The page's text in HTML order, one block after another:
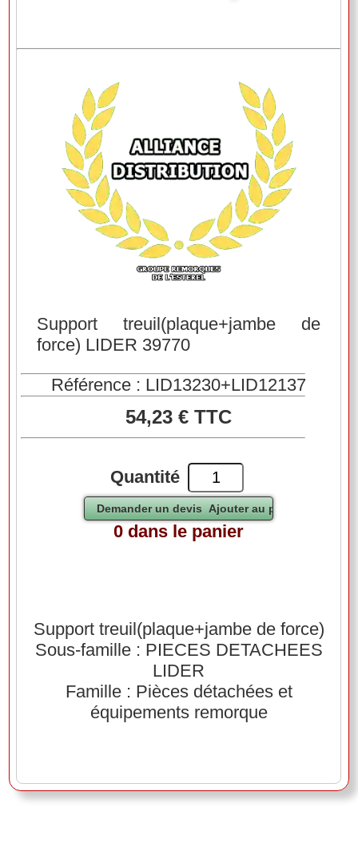
Support treuil(plaque+jambe de
force) LIDER 39770
Référence : LID13230+LID12137
54,23 € TTC
Quantité
0 dans le panier
Support treuil(plaque+jambe de force)
Sous-famille : PIECES DETACHEES
LIDER
Famille : Pièces détachées et
équipements remorque